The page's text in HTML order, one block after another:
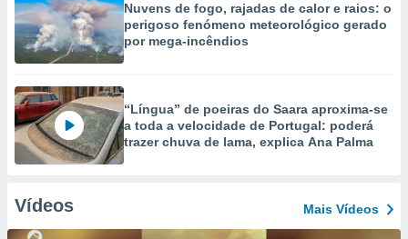
Nuvens de fogo, rajadas de calor e raios: o
perigoso fenómeno meteorológico gerado
por mega-incêndios
“Língua” de poeiras do Saara aproxima-se
a toda a velocidade de Portugal: poderá
trazer chuva de lama, explica Ana Palma
Vídeos Mais Vídeos